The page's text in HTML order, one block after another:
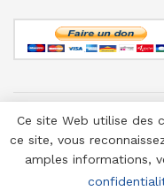
© 1958-2025 Jeune Nation
Ce site Web utilise des
ce site, vous
amples informations,